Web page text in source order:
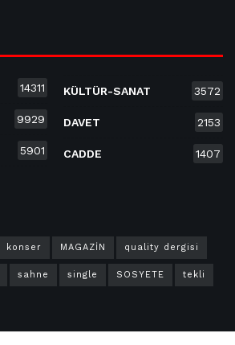
14311
9929
5901
KÜLTÜR-SANAT 3572
DAVET 2153
CADDE 1407
konser MAGAZİN quality dergisi
sahne single SOSYETE tekli